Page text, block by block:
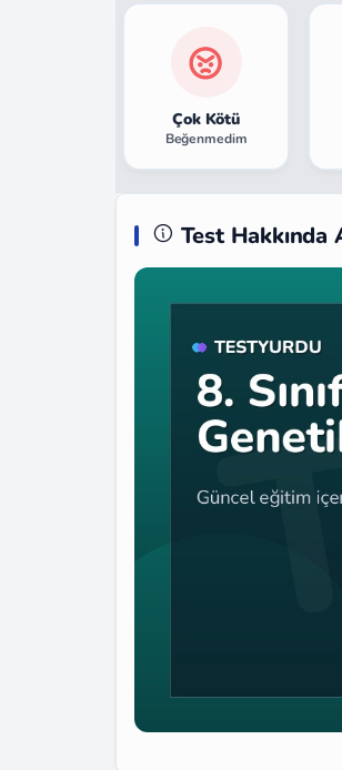
Çok Kötü
Beğenmedim
Test Hakkında